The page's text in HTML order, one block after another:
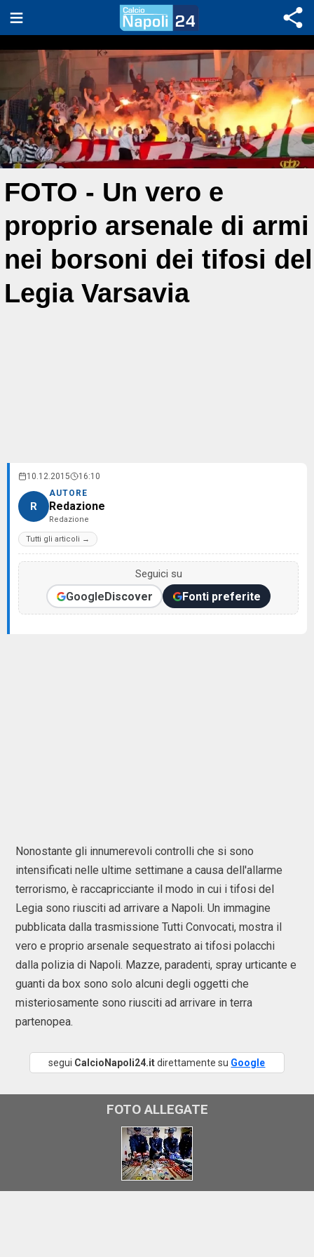
FOTO - Un vero e
proprio arsenale di armi
nei borsoni dei tifosi del
Legia Varsavia
10.12.2015 16:10
R
AUTORE
Redazione
Redazione
Tutti gli articoli →
Seguici su
GoogleDiscover Fonti preferite
Nonostante gli innumerevoli controlli che si sono
intensificati nelle ultime settimane a causa dell'allarme
terrorismo, è raccapricciante il modo in cui i tifosi del
Legia sono riusciti ad arrivare a Napoli. Un immagine
pubblicata dalla trasmissione Tutti Convocati, mostra il
vero e proprio arsenale sequestrato ai tifosi polacchi
dalla polizia di Napoli. Mazze, paradenti, spray urticante e
guanti da box sono solo alcuni degli oggetti che
misteriosamente sono riusciti ad arrivare in terra
partenopea.
segui CalcioNapoli24.itdirettamente su Google
FOTO ALLEGATE